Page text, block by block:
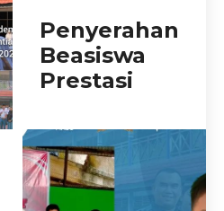
Penyerahan
Beasiswa
Prestasi